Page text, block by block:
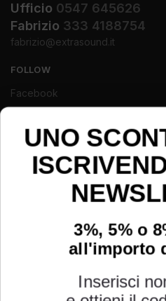
Ufficio 0547 645626
Fabrizio 333 4188754
fabrizio@extrasound.it
FOLLOW
Facebook
Instagram
Youtube
UNO
3%, 5% o
all'importo
Inserisci